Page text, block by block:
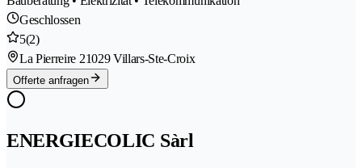
Geschlossen
5(2)
La Pierreire 21029 Villars-Ste-Croix
Offerte anfragen
ENERGIECOLIC Sàrl